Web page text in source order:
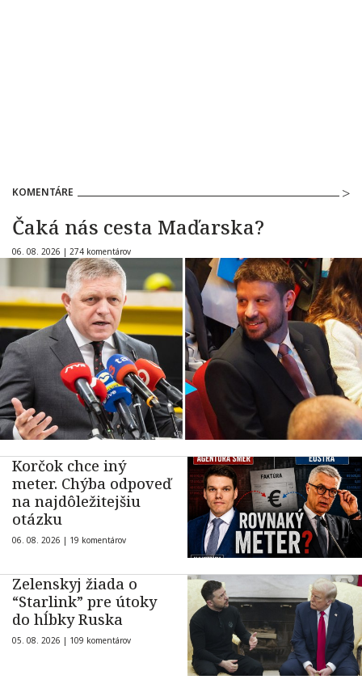
KOMENTÁRE
Čaká nás cesta Maďarska?
06. 08. 2026 | 274 komentárov
Korčok chce iný
meter. Chýba odpoveď
na najdôležitejšiu
otázku
06. 08. 2026 | 19 komentárov
Zelenskyj žiada o
“Starlink” pre útoky
do hĺbky Ruska
05. 08. 2026 | 109 komentárov